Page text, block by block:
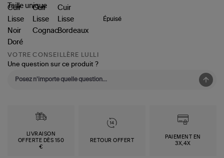
Taille unique
Épuisé
VOTRE CONSEILLÈRE LULLI
Une question sur ce produit ?
LIVRAISON
OFFERTE DÈS 150
€
RETOUR OFFERT
PAIEMENT EN
3X,4X